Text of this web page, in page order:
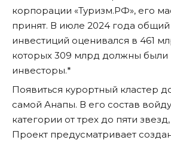
корпорации «Туризм.РФ», его
принят. В июле 2024 года
инвестиций оценивался в 461
которых 309 млрд должны были
инвесторы.*
Появиться курортный кластер
самой Анапы. В его состав
категории от трех до пяти
Проект предусматривает